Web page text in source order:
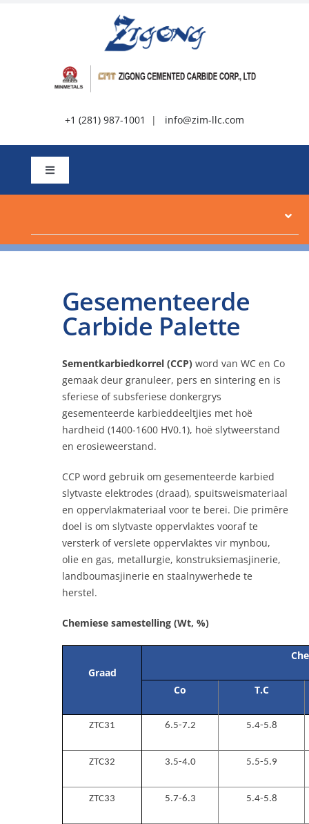
+1 (281) 987-1001 | info@zim-llc.com
Wissel
HulpbronneGesementeerde
Carbide Palette
Sementkarbiedkorrel (CCP) word van WC en Co
gemaak deur granuleer, pers en sintering en is
sferiese of subsferiese donkergrys
gesementeerde karbieddeeltjies met hoë
hardheid (1400-1600 HV0.1), hoë slytweerstand
en erosieweerstand.
CCP word gebruik om gesementeerde karbied
slytvaste elektrodes (draad), spuitsweismateriaal
en oppervlakmateriaal voor te berei. Die primêre
doel is om slytvaste oppervlaktes vooraf te
versterk of verslete oppervlaktes vir mynbou,
olie en gas, metallurgie, konstruksiemasjinerie,
landboumasjinerie en staalnywerhede te
herstel.
Chemiese samestelling (Wt, %)
Graad
Co T.C
ZTC31 6.5-7.2 5.4-5.8
ZTC32 3.5-4.0 5.5-5.9
ZTC33 5.7-6.3 5.4-5.8